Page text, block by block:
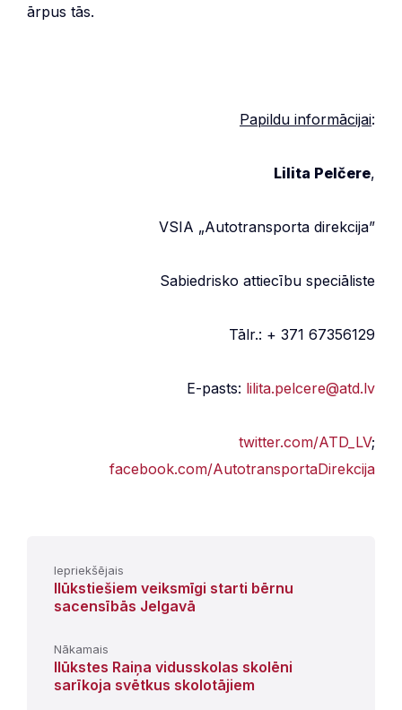
ārpus tās.
Papildu informācijai:
Lilita Pelčere,
VSIA „Autotransporta direkcija”
Sabiedrisko attiecību speciāliste
Tālr.: + 371 67356129
E-pasts: lilita.pelcere@atd.lv
twitter.com/ATD_LV;
facebook.com/AutotransportaDirekcija
Iepriekšējais
Ilūkstiešiem veiksmīgi starti bērnu
sacensībās Jelgavā
Nākamais
Ilūkstes Raiņa vidusskolas skolēni
sarīkoja svētkus skolotājiem